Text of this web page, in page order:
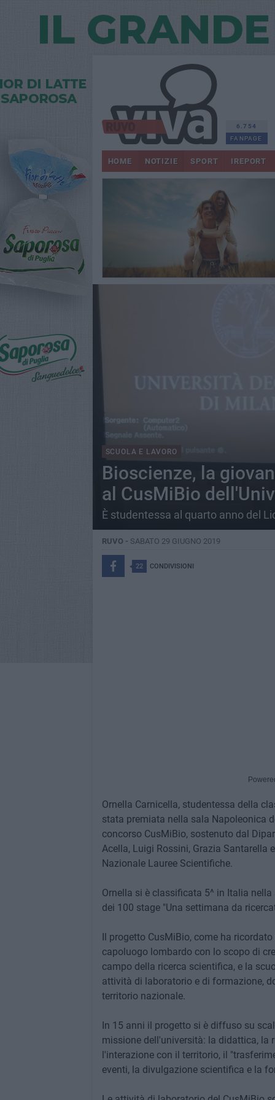
6.754
FANPAGE
HOME NOTIZIE SPORT IREPORT
SCUOLA E LAVORO
Bioscienze, la
al CusMiBio
È studentessa al quarto anno del
RUVO - SABATO 29 GIUGNO 2019
22 CONDIVISIONI
Ornella Carnicella, studentessa della
stata premiata nella sala Napoleonica
concorso CusMiBio, sostenuto dal
Acella, Luigi Rossini, Grazia Santarella
Nazionale Lauree Scientifiche.
Ornella si è classificata 5^ in Italia
dei 100 stage "Una settimana da
Il progetto CusMiBio, come ha
capoluogo lombardo con lo scopo di
campo della ricerca scientifica, e la
attività di laboratorio e di formazione,
territorio nazionale.
In 15 anni il progetto si è diffuso su
missione dell'università: la didattica, la
l'interazione con il territorio, il
eventi, la divulgazione scientifica e la